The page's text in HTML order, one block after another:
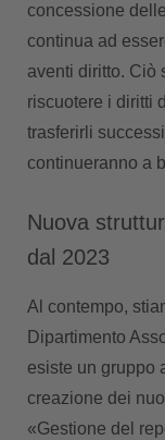
concessione
continua ad
aventi diritto. Ciò
riscuotere i diritti
trasferirli
continueranno a
Nuova
dal 2023
Al contempo,
Dipartimento
esiste un gruppo
creazione dei
«Gestione del